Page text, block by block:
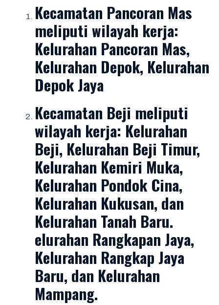
Kecamatan Pancoran Mas
meliputi wilayah kerja:
Kelurahan Pancoran Mas,
Kelurahan Depok, Kelurahan
Depok Jaya
Kecamatan Beji meliputi
wilayah kerja: Kelurahan
Beji, Kelurahan Beji Timur,
Kelurahan Kemiri Muka,
Kelurahan Pondok Cina,
Kelurahan Kukusan, dan
Kelurahan Tanah Baru.
elurahan Rangkapan Jaya,
Kelurahan Rangkap Jaya
Baru, dan Kelurahan
Mampang.